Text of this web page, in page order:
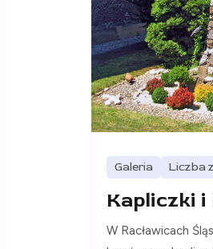
Galeria Liczba
Kapliczki i
W Racławicach